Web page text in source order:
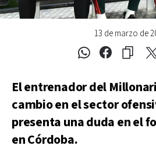
13 de marzo de
El entrenador del
cambio en el sector
presenta una duda en el
en Córdoba.